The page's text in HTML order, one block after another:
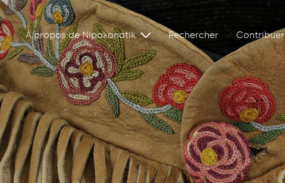
À propos de Nipakanatik Rechercher Contribuer